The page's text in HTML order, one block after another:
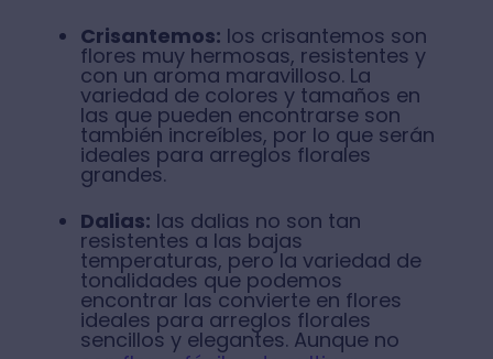
Crisantemos: los crisantemos son
flores muy hermosas, resistentes y
con un aroma maravilloso. La
variedad de colores y tamaños en
las que pueden encontrarse son
también increíbles, por lo que serán
ideales para arreglos florales
grandes.
Dalias: las dalias no son tan
resistentes a las bajas
temperaturas, pero la variedad de
tonalidades que podemos
encontrar las convierte en flores
ideales para arreglos florales
sencillos y elegantes. Aunque no